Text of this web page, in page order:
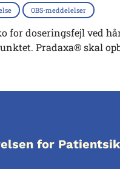
OBS-meddelelser
for doseringsfejl ved
Pradaxa® skal
for